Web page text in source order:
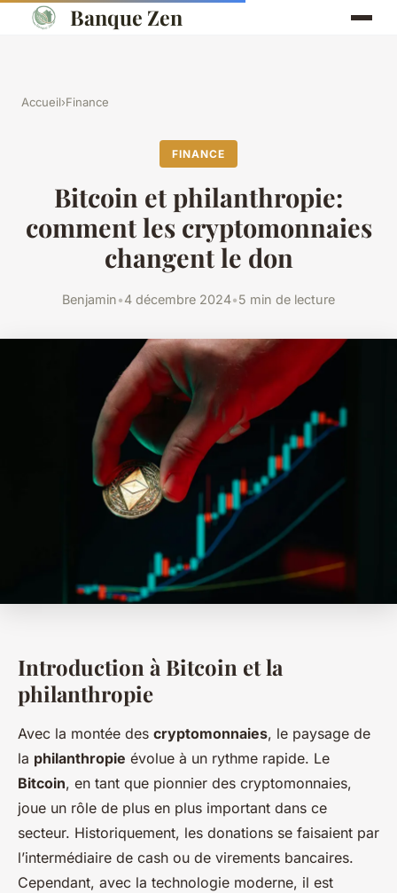
Banque Zen
Accueil›Finance
FINANCE
Bitcoin et philanthropie:
comment les cryptomonnaies
changent le don
Benjamin•4 décembre 2024•5 min de lecture
Introduction à Bitcoin et la
philanthropie
Avec la montée des cryptomonnaies, le paysage de
la philanthropie évolue à un rythme rapide. Le
Bitcoin, en tant que pionnier des cryptomonnaies,
joue un rôle de plus en plus important dans ce
secteur. Historiquement, les donations se faisaient par
l’intermédiaire de cash ou de virements bancaires.
Cependant, avec la technologie moderne, il est